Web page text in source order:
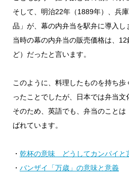
そして、明治22年（1889年）、兵
品」が、幕の内弁当を駅弁に導入し
当時の幕の内弁当の販売価格は、
ど）だったと言います。
このように、料理したものを持ち
ったことでしたが、日本では弁当文
そのため、英語でも、弁当のこと
ばれています。
・ 乾杯の意味 どうしてカンパイと
・ バンザイ「万歳」の意味と意義